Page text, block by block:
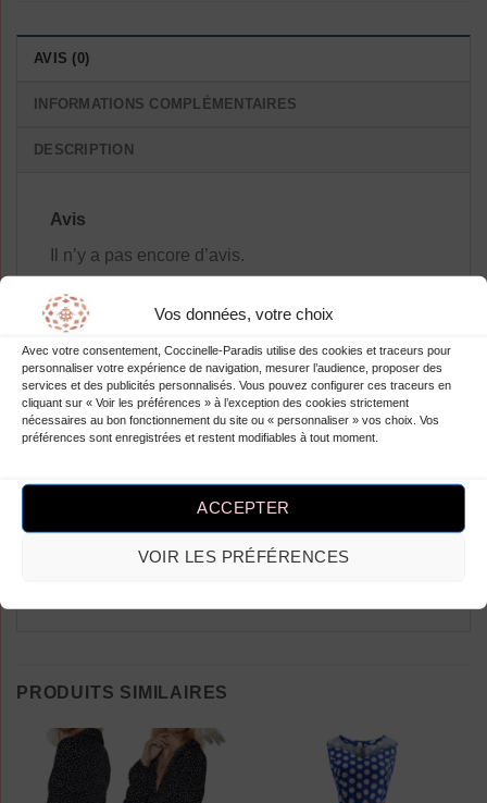
Vos données, votre choix
Avec votre consentement, Coccinelle-Paradis utilise des cookies et traceurs pour
personnaliser votre expérience de navigation, mesurer l’audience, proposer des
services et des publicités personnalisés. Vous pouvez configurer ces traceurs en
cliquant sur « Voir les préférences » à l’exception des cookies strictement
nécessaires au bon fonctionnement du site ou « personnaliser » vos choix. Vos
préférences sont enregistrées et restent modifiables à tout moment.
ACCEPTER
VOIR LES PRÉFÉRENCES
AVIS (0)
INFORMATIONS COMPLÉMENTAIRES
DESCRIPTION
Avis
Il n’y a pas encore d’avis.
Soyez le premier à laisser votre avis
sur “Robe De Grossesse À Pois
Fluide Maternité”
PRODUITS SIMILAIRES